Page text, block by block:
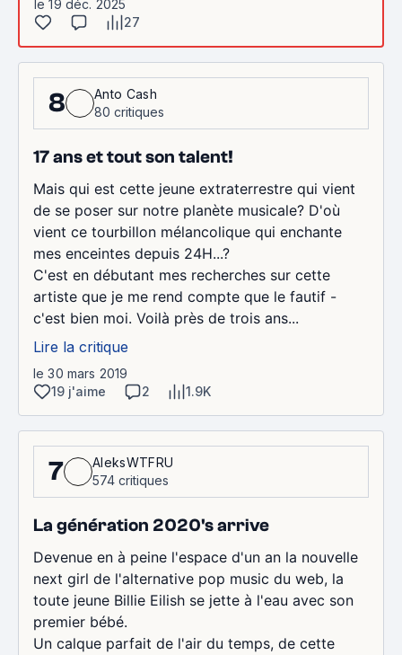
le 19 déc. 2025
27
8
Anto Cash
80 critiques
17 ans et tout son talent!
Mais qui est cette jeune extraterrestre qui vient
de se poser sur notre planète musicale? D'où
vient ce tourbillon mélancolique qui enchante
mes enceintes depuis 24H...?
C'est en débutant mes recherches sur cette
artiste que je me rend compte que le fautif -
c'est bien moi. Voilà près de trois ans...
Lire la critique
le 30 mars 2019
19 j'aime
2 1.9K
7
AleksWTFRU
574 critiques
La génération 2020's arrive
Devenue en à peine l'espace d'un an la nouvelle
next girl de l'alternative pop music du web, la
toute jeune Billie Eilish se jette à l'eau avec son
premier bébé.
Un calque parfait de l'air du temps, de cette